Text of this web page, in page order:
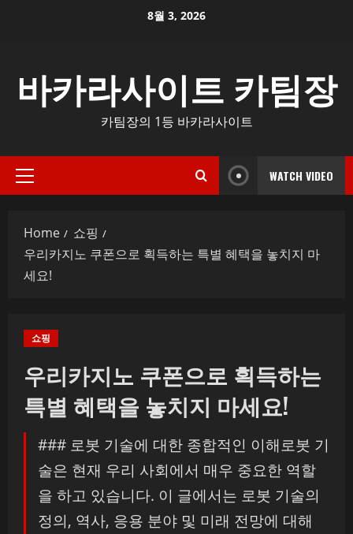
8월 3, 2026
바카라사이트 카팀장
카팀장의 1등 바카라사이트
Primary
WATCH VIDEO
Home
쇼핑
우리카지노 쿠폰으로 획득하는 특별 혜택을 놓치지 마
세요!
쇼핑
우리카지노 쿠폰으로 획득하는
특별 혜택을 놓치지 마세요!
### 로봇 기술에 대한 종합적인 이해로봇 기
술은 현재 우리 사회에서 매우 중요한 역할
을 하고 있습니다. 이 글에서는 로봇 기술의
정의, 역사, 응용 분야 및 미래 전망에 대해